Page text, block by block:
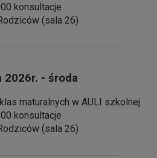
konsultacje
(sala 26)
2026r. - środa
maturalnych w AULI szkolnej
konsultacje
(sala 26)